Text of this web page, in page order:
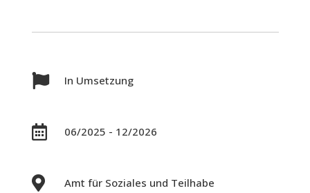
 In Umsetzung
 06/2025 - 12/2026
 Amt für Soziales und Teilhabe